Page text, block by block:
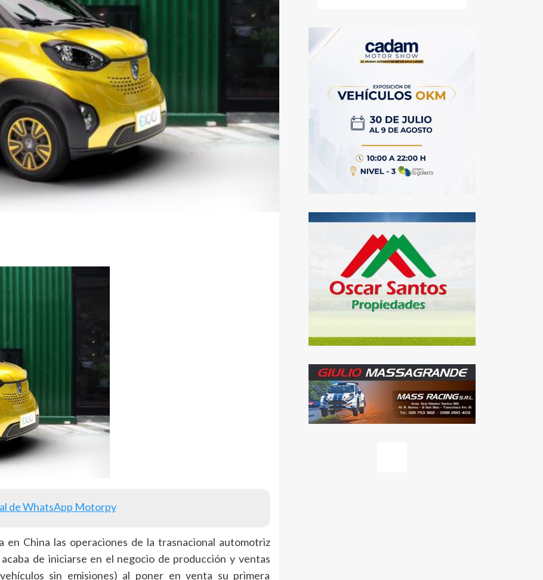
de WhatsApp Motorpy
China las operaciones de la trasnacional automotriz
de iniciarse en el negocio de producción y ventas
sin emisiones) al poner en venta su primera